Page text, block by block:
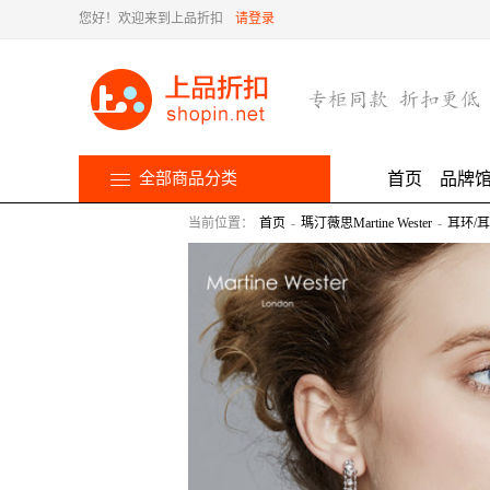
您好！欢迎来到上品折扣 请登录
全部商品分类 首页 品牌
当前位置： 首页 - 瑪汀薇思Martine Wester - 耳环/